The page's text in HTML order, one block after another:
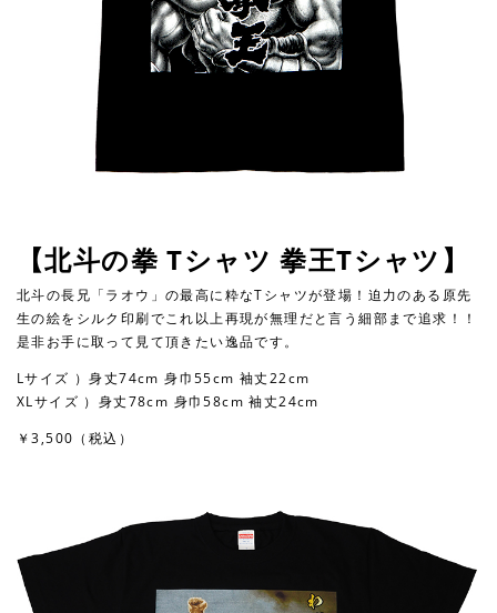
【北斗の拳 Tシャツ 拳王Tシャツ】
北斗の長兄「ラオウ」の最高に粋なTシャツが登場！迫力のある原先
生の絵をシルク印刷でこれ以上再現が無理だと言う細部まで追求！！
是非お手に取って見て頂きたい逸品です。
Lサイズ ）身丈74cm 身巾55cm 袖丈22cm
XLサイズ ）身丈78cm 身巾58cm 袖丈24cm
￥3,500（税込）